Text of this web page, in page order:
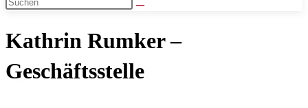
Kathrin Rumker –
Geschäftsstelle